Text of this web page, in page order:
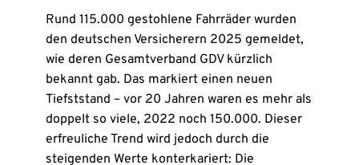
Rund 115.000 gestohlene Fahrräder wurden
den deutschen Versicherern 2025 gemeldet,
wie deren Gesamtverband GDV kürzlich
bekannt gab. Das markiert einen neuen
Tiefststand – vor 20 Jahren waren es mehr als
doppelt so viele, 2022 noch 150.000. Dieser
erfreuliche Trend wird jedoch durch die
steigenden Werte konterkariert: Die